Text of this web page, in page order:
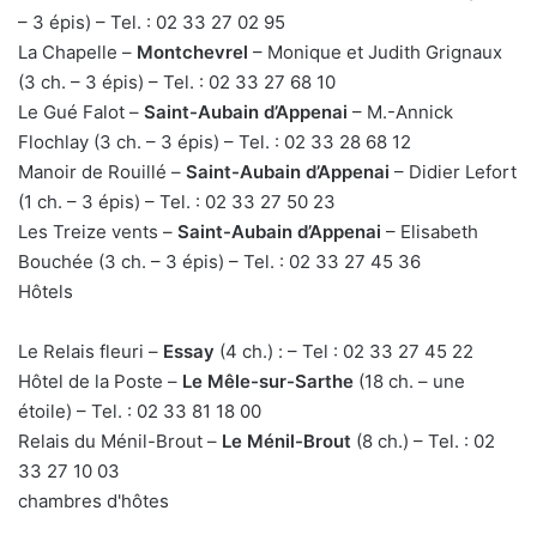
– 3 épis) – Tel. : 02 33 27 02 95
La Chapelle – Montchevrel – Monique et Judith Grignaux
(3 ch. – 3 épis) – Tel. : 02 33 27 68 10
Le Gué Falot – Saint-Aubain d’Appenai – M.-Annick
Flochlay (3 ch. – 3 épis) – Tel. : 02 33 28 68 12
Manoir de Rouillé – Saint-Aubain d’Appenai – Didier Lefort
(1 ch. – 3 épis) – Tel. : 02 33 27 50 23
Les Treize vents – Saint-Aubain d’Appenai – Elisabeth
Bouchée (3 ch. – 3 épis) – Tel. : 02 33 27 45 36
Hôtels
Le Relais fleuri – Essay (4 ch.) : – Tel : 02 33 27 45 22
Hôtel de la Poste – Le Mêle-sur-Sarthe (18 ch. – une
étoile) – Tel. : 02 33 81 18 00
Relais du Ménil-Brout – Le Ménil-Brout (8 ch.) – Tel. : 02
33 27 10 03
chambres d'hôtes